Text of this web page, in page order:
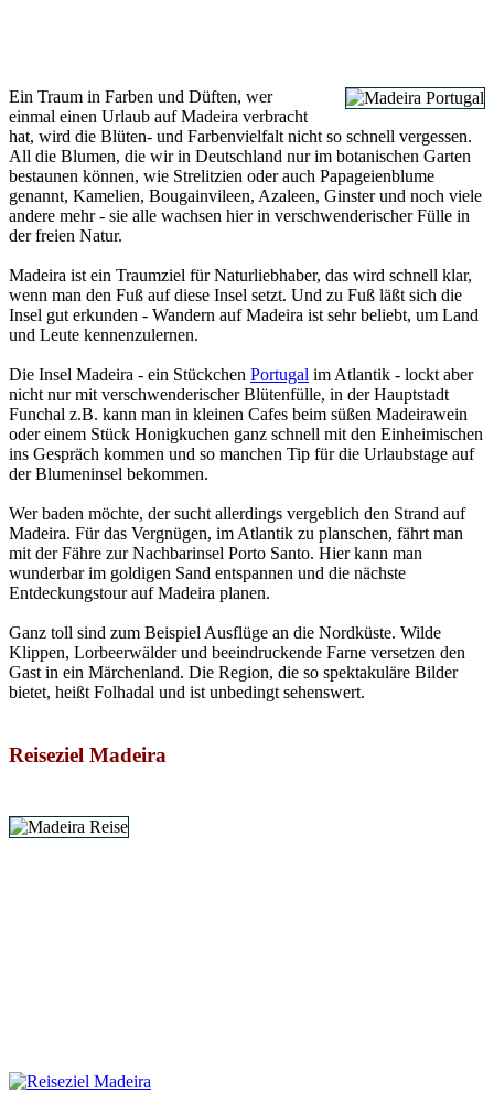
Ein Traum in Farben und Düften, wer
einmal einen Urlaub auf Madeira verbracht
hat, wird die Blüten- und Farbenvielfalt nicht so schnell vergessen.
All die Blumen, die wir in Deutschland nur im botanischen Garten
bestaunen können, wie Strelitzien oder auch Papageienblume
genannt, Kamelien, Bougainvileen, Azaleen, Ginster und noch viele
andere mehr - sie alle wachsen hier in verschwenderischer Fülle in
der freien Natur.
Madeira ist ein Traumziel für Naturliebhaber, das wird schnell klar,
wenn man den Fuß auf diese Insel setzt. Und zu Fuß läßt sich die
Insel gut erkunden - Wandern auf Madeira ist sehr beliebt, um Land
und Leute kennenzulernen.
Die Insel Madeira - ein Stückchen Portugal im Atlantik - lockt aber
nicht nur mit verschwenderischer Blütenfülle, in der Hauptstadt
Funchal z.B. kann man in kleinen Cafes beim süßen Madeirawein
oder einem Stück Honigkuchen ganz schnell mit den Einheimischen
ins Gespräch kommen und so manchen Tip für die Urlaubstage auf
der Blumeninsel bekommen.
Wer baden möchte, der sucht allerdings vergeblich den Strand auf
Madeira. Für das Vergnügen, im Atlantik zu planschen, fährt man
mit der Fähre zur Nachbarinsel Porto Santo. Hier kann man
wunderbar im goldigen Sand entspannen und die nächste
Entdeckungstour auf Madeira planen.
Ganz toll sind zum Beispiel Ausflüge an die Nordküste. Wilde
Klippen, Lorbeerwälder und beeindruckende Farne versetzen den
Gast in ein Märchenland. Die Region, die so spektakuläre Bilder
bietet, heißt Folhadal und ist unbedingt sehenswert.
Reiseziel Madeira